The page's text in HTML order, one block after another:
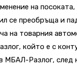
на
се преобръща и
на товарния
който е с
МБАЛ-Разлог, след